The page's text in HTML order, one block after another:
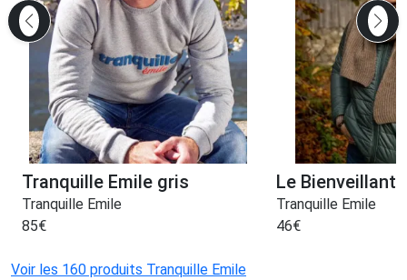
Tranquille Emile gris
Tranquille Emile
85€
Le Bienveillant
Tranquille Emile
46€
Voir les 160 produits Tranquille Emile